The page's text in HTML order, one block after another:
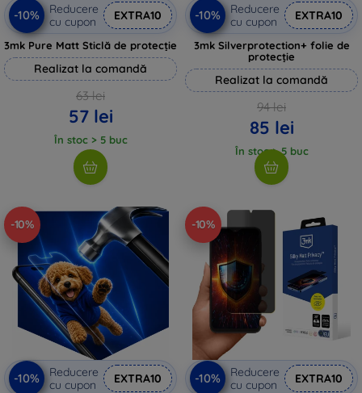
-10%
Reducere
cu cupon
EXTRA10
3mk Pure Matt Sticlă de protecție
Realizat la comandă
63 lei
57 lei
În stoc > 5 buc
-10%
Reducere
cu cupon
EXTRA10
3mk Silverprotection+ folie de
protecție
Realizat la comandă
94 lei
85 lei
În stoc > 5 buc
-10%
-10%
Reducere
cu cupon
EXTRA10
-10%
-10%
Reducere
cu cupon
EXTRA10